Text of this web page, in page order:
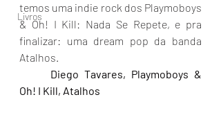
Livros
temos uma indie rock dos Playmoboys
& Oh! I Kill: Nada Se Repete, e pra
finalizar: uma dream pop da banda
Atalhos.
Oh! I Kill, Atalhos